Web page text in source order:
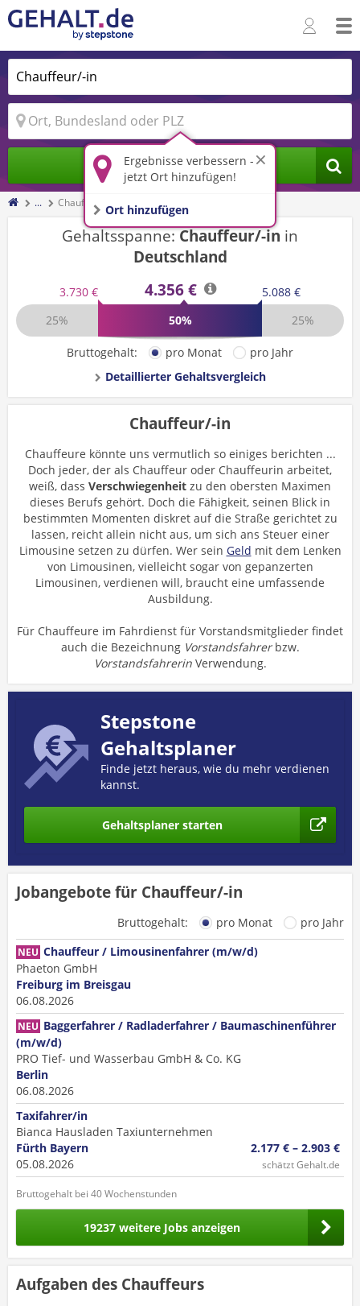
Ergebnisse verbessern -
jetzt Ort hinzufügen!
Ort hinzufügen
Jobs finden
... Chauffeur/-in
Gehaltsspanne:Chauffeur/-in in
Deutschland
3.730 € 4.356 €
5.088 €
25%
50% 25%
Bruttogehalt: pro Monat
pro Jahr
Detaillierter Gehaltsvergleich
Chauffeur/-in
Chauffeure könnte uns vermutlich so einiges berichten ...
Doch jeder, der als Chauffeur oder Chauffeurin arbeitet,
weiß, dass Verschwiegenheit zu den obersten Maximen
dieses Berufs gehört. Doch die Fähigkeit, seinen Blick in
bestimmten Momenten diskret auf die Straße gerichtet zu
lassen, reicht allein nicht aus, um sich ans Steuer einer
Limousine setzen zu dürfen. Wer sein Geld mit dem Lenken
von Limousinen, vielleicht sogar von gepanzerten
Limousinen, verdienen will, braucht eine umfassende
Ausbildung.
Für Chauffeure im Fahrdienst für Vorstandsmitglieder findet
auch die Bezeichnung Vorstandsfahrerbzw.
Vorstandsfahrerin Verwendung.
Stepstone
Gehaltsplaner
Finde jetzt heraus, wie du mehr verdienen
kannst.
Gehaltsplaner starten
Jobangebote für Chauffeur/-in
Bruttogehalt: pro Monat pro Jahr
NEU Chauffeur / Limousinenfahrer (m/w/d)
Phaeton GmbH
Freiburg im Breisgau
06.08.2026
NEU Baggerfahrer / Radladerfahrer / Baumaschinenführer
(m/w/d)
PRO Tief- und Wasserbau GmbH & Co. KG
Berlin
06.08.2026
Taxifahrer/in
Bianca Hausladen Taxiunternehmen
Fürth Bayern
05.08.2026
2.177 € – 2.903 €
schätzt Gehalt.de
Bruttogehalt bei 40 Wochenstunden
19237 weitere Jobs anzeigen
Aufgaben des Chauffeurs